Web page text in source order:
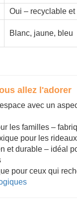
Oui – recyclable
Blanc, jaune, bleu
allez l'adorer
avec un
les familles –
pour les
et durable – idéal
pour ceux qui